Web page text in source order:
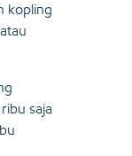
kopling
saja